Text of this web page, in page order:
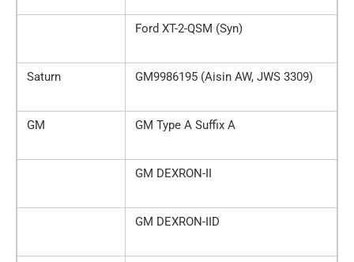
Ford XT-2-QSM (Syn)
Saturn GM9986195 (Aisin AW, JWS 3309)
GM GM Type A Suffix A
GM DEXRON-II
GM DEXRON-IID